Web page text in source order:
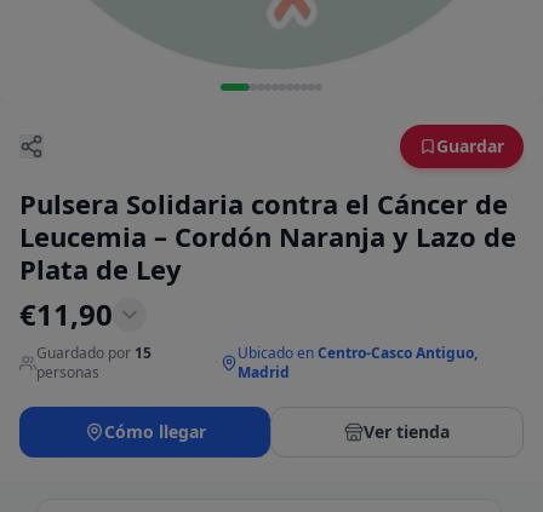
Guardar
Pulsera Solidaria contra el Cáncer de
Leucemia – Cordón Naranja y Lazo de
Plata de Ley
€11,90
Guardado por 15
personas
Ubicado enCentro-Casco Antiguo,
Madrid
Cómo llegar Ver tienda